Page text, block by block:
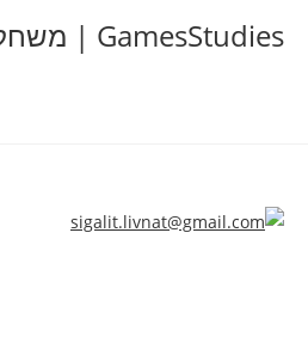
GamesStudies | משחקים בחינוך